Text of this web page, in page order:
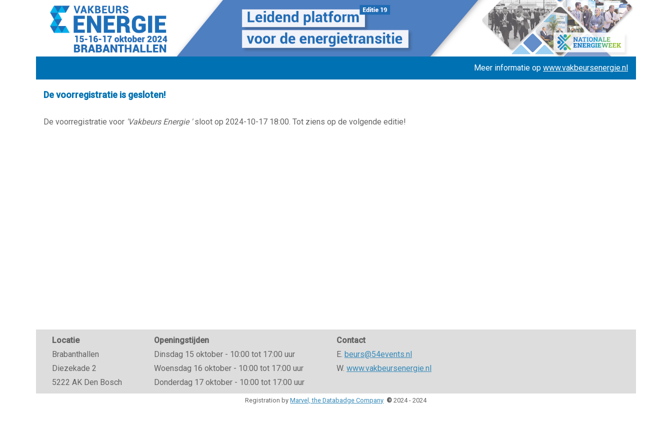
Meer informatie op www.vakbeursenergie.nl
De voorregistratie is gesloten!
De voorregistratie voor 'Vakbeurs Energie ' sloot op 2024-10-17 18:00. Tot ziens op de volgende editie!
Locatie
Brabanthallen
Diezekade 2
5222 AK Den Bosch
Openingstijden
Dinsdag 15 oktober - 10:00 tot 17:00 uur
Woensdag 16 oktober - 10:00 tot 17:00 uur
Donderdag 17 oktober - 10:00 tot 17:00 uur
Contact
E. beurs@54events.nl
W. www.vakbeursenergie.nl
Registration byMarvel, the Databadge Company © 2024 - 2024